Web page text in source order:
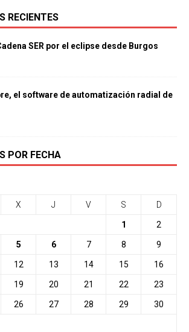
RECIENTES
SER por el eclipse desde Burgos
el software de automatización radial de
POR FECHA
X J V S D
1 2
5 6 7 8 9
12 13 14 15 16
19 20 21 22 23
26 27 28 29 30